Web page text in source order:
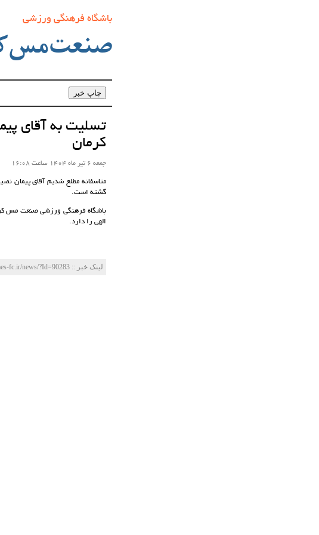
باشگاه فرهنگی ورزشی
تسلیت به آقای
کرمان
جمعه 6 تیر ماه 1404 ساعت 16:08
متاسفانه مطلع شدیم آقای پیمان
گشته است.
باشگاه فرهنگی ورزشی صنعت مس
الهی را دارد.
لینک خبر‌ :: http://mes-fc.ir/news/?Id=90283